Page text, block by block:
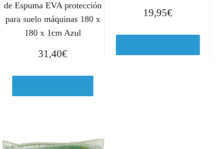
de Espuma EVA protección
para suelo máquinas 180 x
180 x 1cm Azul
31,40€
19,95€